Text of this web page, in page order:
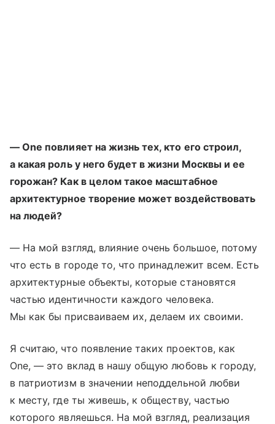
— One повлияет на жизнь тех, кто его строил,
а какая роль у него будет в жизни Москвы и ее
горожан? Как в целом такое масштабное
архитектурное творение может воздействовать
на людей?
— На мой взгляд, влияние очень большое, потому
что есть в городе то, что принадлежит всем. Есть
архитектурные объекты, которые становятся
частью идентичности каждого человека.
Мы как бы присваиваем их, делаем их своими.
Я считаю, что появление таких проектов, как
One, — это вклад в нашу общую любовь к городу,
в патриотизм в значении неподдельной любви
к месту, где ты живешь, к обществу, частью
которого являешься. На мой взгляд, реализация